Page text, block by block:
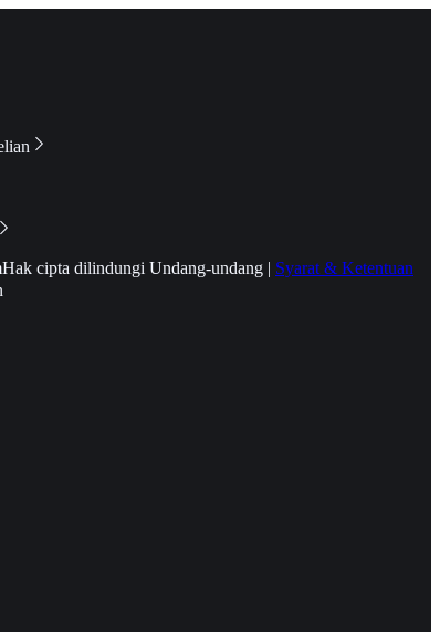
Hak cipta dilindungi Undang-undang | Syarat & Ketentuan